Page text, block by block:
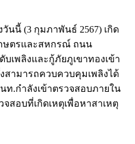
นนี้ (3 กุมภาพันธ์ 2567) เกิด
กษตรและสหกรณ์ ถนน
เพลิงและกู้ภัยภูเขาทองเข้า
สามารถควบควบคุมเพลิงได้
ท.กำลังเข้าตรวจสอบภายใน
จสอบที่เกิดเหตุเพื่อหาสาเหตุ